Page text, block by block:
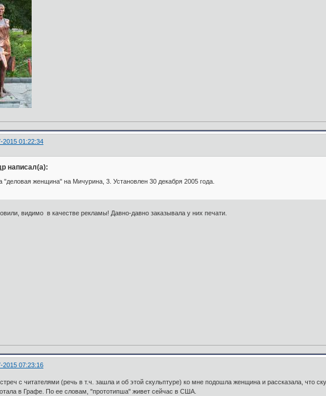
2015 01:22:34
написал(а):
"деловая женщина" на Мичурина, 3. Установлен 30 декабря 2005 года.
видимо в качестве рекламы! Давно-давно заказывала у них печати.
2015 07:23:16
с читателями (речь в т.ч. зашла и об этой скульптуре) ко мне подошла женщина и рассказала, что
в Графе. По ее словам, "прототипша" живет сейчас в США.